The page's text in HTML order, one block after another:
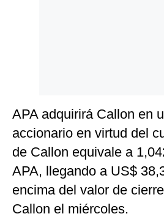
APA adquirirá Callon en
accionario en virtud del
de Callon equivale a
APA, llegando a US$
encima del valor de
Callon el miércoles.